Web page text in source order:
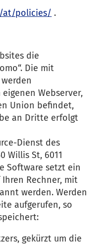
at/policies/ .
die
Die mit
Webserver,
Union befindet,
an Dritte erfolgt
Dienst des
Willis St, 6011
Software setzt ein
Rechner, mit
werden. Werden
aufgerufen, so
gekürzt um die